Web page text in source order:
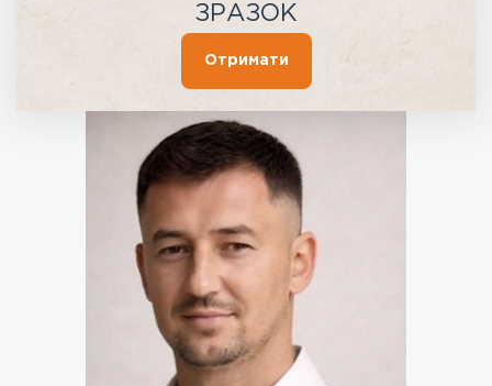
ЗРАЗОК
Отримати